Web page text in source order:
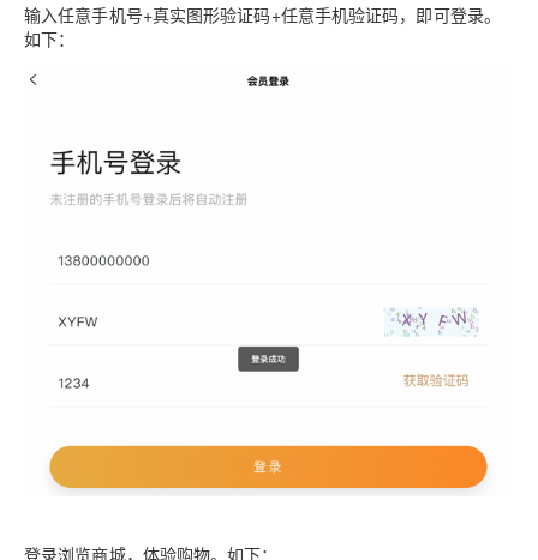
输入任意手机号+真实图形验证码+任意手机验证码，即可登录。
如下：
登录浏览商城，体验购物。如下：